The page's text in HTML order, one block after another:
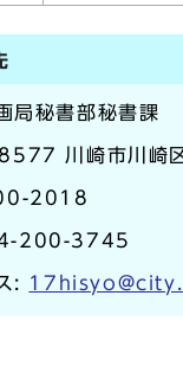
局秘書部秘書課
川崎市川崎
2018
200-3745
: